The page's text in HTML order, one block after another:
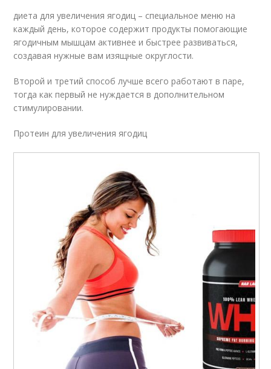
диета для увеличения ягодиц – специальное меню на
каждый день, которое содержит продукты помогающие
ягодичным мышцам активнее и быстрее развиваться,
создавая нужные вам изящные округлости.
Второй и третий способ лучше всего работают в паре,
тогда как первый не нуждается в дополнительном
стимулировании.
Протеин для увеличения ягодиц